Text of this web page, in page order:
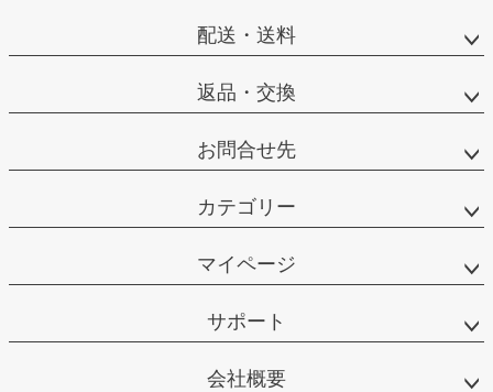
配送・送料
返品・交換
お問合せ先
カテゴリー
マイページ
サポート
会社概要